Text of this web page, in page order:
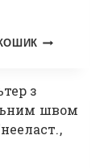
з
швом